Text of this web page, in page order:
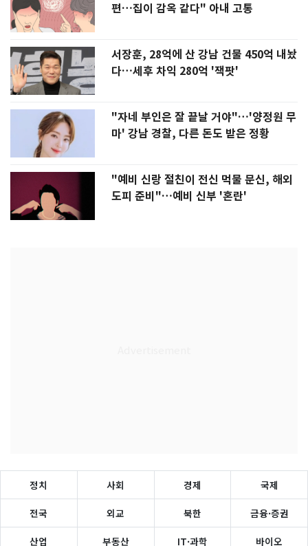
편…집이 감옥 같다" 아내 고통
서장훈, 28억에 산 강남 건물 450억 내놨
다…세후 차익 280억 '잭팟'
"자네 부인은 잘 끝날 거야"…'양정원 무
마' 강남 경찰, 다른 돈도 받은 정황
"예비 신랑 절친이 전신 먹물 문신, 해외
도피 준비"…예비 신부 '혼란'
정치 사회 경제 국제
전국 외교 북한 금융·증권
산업 부동산 IT·과학 바이오